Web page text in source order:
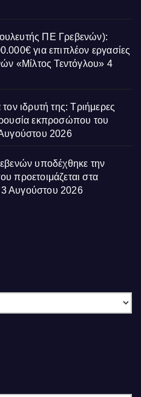
ΠΕ Γρεβενών):
για επιπλέον εργασίες
«Μίλτος Τεντόγλου» 4
ιδρυτή της: Τριήμερες
εκπροσώπου του
2026
υποδέχθηκε την
προετοιμάζεται στα
3 Αυγούστου 2026